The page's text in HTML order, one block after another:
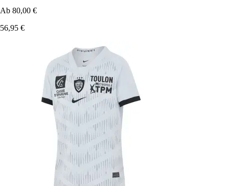
Ab 80,00 €
56,95 €